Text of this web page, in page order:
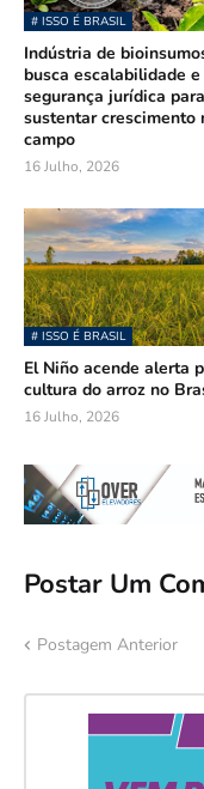
# ISSO É BRASIL
Indústria de
busca escalabilidade e
segurança jurídica para
sustentar crescimento
campo
16 Julho, 2026
# ISSO É BRASIL
El Niño acende alerta
cultura do arroz no
16 Julho, 2026
Postar Um
Postagem Anterior